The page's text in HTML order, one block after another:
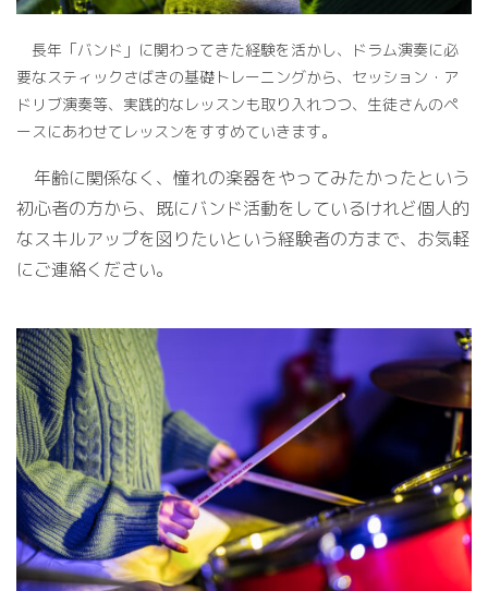
長年「バンド」に関わってきた経験を活かし、ドラム演奏に必
要なスティックさばきの基礎トレーニングから、セッション・ア
ドリブ演奏等、実践的なレッスンも取り入れつつ、生徒さんのペ
ースにあわせてレッスンをすすめていきます。
年齢に関係なく、憧れの楽器をやってみたかったという
初心者の方から、既にバンド活動をしているけれど個人的
なスキルアップを図りたいという経験者の方まで、お気軽
にご連絡ください。